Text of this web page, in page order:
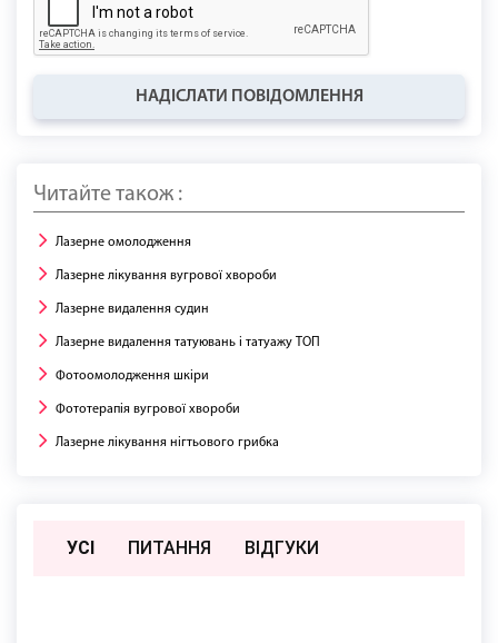
НАДІСЛАТИ ПОВІДОМЛЕННЯ
Читайте також :
Лазерне омолодження
Лазерне лікування вугрової хвороби
Лазерне видалення судин
Лазерне видалення татуювань і татуажу ТОП
Фотоомолодження шкіри
Фототерапія вугрової хвороби
Лазерне лікування нігтьового грибка
УСІ ПИТАННЯ ВIДГУКИ